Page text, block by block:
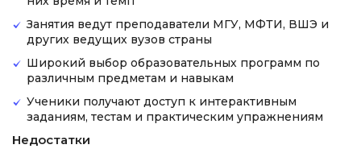
Занятия ведут преподаватели МГУ, МФТИ, ВШЭ и
других ведущих вузов страны
Широкий выбор образовательных программ по
различным предметам и навыкам
Ученики получают доступ к интерактивным
заданиям, тестам и практическим упражнениям
Недостатки